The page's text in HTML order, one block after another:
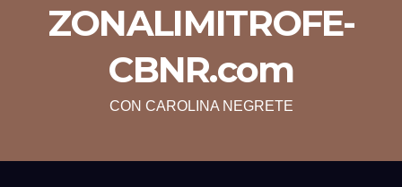
ZONALIMITROFE-
CBNR.com
CON CAROLINA NEGRETE